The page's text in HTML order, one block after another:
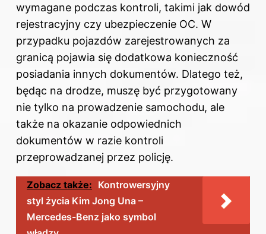
wymagane podczas kontroli, takimi jak dowód
rejestracyjny czy ubezpieczenie OC. W
przypadku pojazdów zarejestrowanych za
granicą pojawia się dodatkowa konieczność
posiadania innych dokumentów. Dlatego też,
będąc na drodze, muszę być przygotowany
nie tylko na prowadzenie samochodu, ale
także na okazanie odpowiednich
dokumentów w razie kontroli
przeprowadzanej przez policję.
Zobacz także: Kontrowersyjny
styl życia Kim Jong Una –
Mercedes-Benz jako symbol